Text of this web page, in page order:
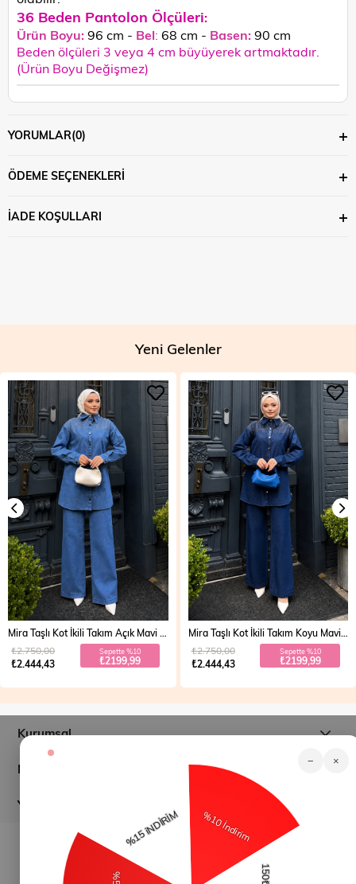
36 Beden Pantolon Ölçüleri:
Ürün Boyu:96 cm - Bel: 68 cm - Basen:90 cm
Beden ölçüleri 3 veya 4 cm büyüyerek artmaktadır.
(Ürün Boyu Değişmez)
YORUMLAR(0)
ÖDEME SEÇENEKLERI
İADE KOŞULLARI
Yeni Gelenler
₺2.444,43
₺2.750,00 Sepette %10
₺2199,99
Mira Taşlı Kot İkili Takım Koyu Mavi 19286
₺2.444,43
₺2.750,00 Sepette %10
₺2199,99
Kurumsal
Müşteri İlişkileri
Yardım
modamihram.com - Tüm Hakları Saklıdır.
− ×